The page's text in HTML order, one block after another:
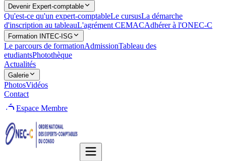
Devenir Expert-comptable
Qu'est-ce qu'un expert-comptableLe cursusLa démarche
d'inscription au tableauL'agrément CEMACAdhérer à l'ONEC-C
Formation INTEC-ISG
Le parcours de formationAdmissionTableau des
etudiantsPhotothèque
Actualités
Galerie
PhotosVidéos
Contact
Espace Membre